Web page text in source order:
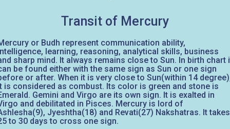
Transit of Mercury
or Budh represent communication ability,
learning, reasoning, analytical skills, business
sharp mind. It always remains close to Sun. In birth chart
be found either with the same sign as Sun or one sign
or after. When it is very close to Sun(within 14
is considered as combust. Its color is green and stone is
Gemini and Virgo are its own sign. It is exalted in
and debilitated in Pisces. Mercury is lord of
Jyeshtha(18) and Revati(27) Nakshatras. It takes
to 30 days to cross one sign.